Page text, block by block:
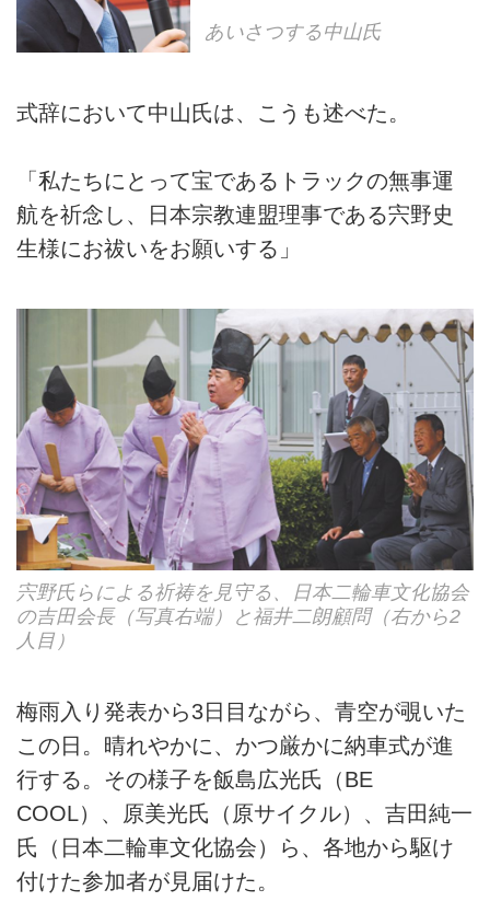
あいさつする中山氏
式辞において中山氏は、こうも述べた。
「私たちにとって宝であるトラックの無事運
航を祈念し、日本宗教連盟理事である宍野史
生様にお祓いをお願いする」
宍野氏らによる祈祷を見守る、日本二輪車文化協会
の吉田会長（写真右端）と福井二朗顧問（右から2
人目）
梅雨入り発表から3日目ながら、青空が覗いた
この日。晴れやかに、かつ厳かに納車式が進
行する。その様子を飯島広光氏（BE
COOL）、原美光氏（原サイクル）、吉田純一
氏（日本二輪車文化協会）ら、各地から駆け
付けた参加者が見届けた。